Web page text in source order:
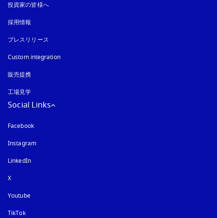
投資家の皆様へ
採用情報
プレスリリース
Custom integration
販売提携
工場見学
Social Links
Facebook
Instagram新しいタブに表示されます
LinkedIn
X
Youtube新しいタブに表示されます
TikTok